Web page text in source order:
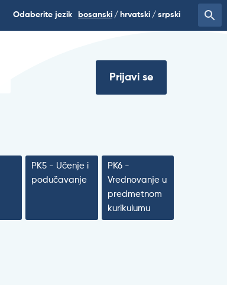
Odaberite jezik bosanski hrvatski srpski
Prijavi se
PK5 - Učenje i
podučavanje
PK6 -
Vrednovanje u
predmetnom
kurikulumu